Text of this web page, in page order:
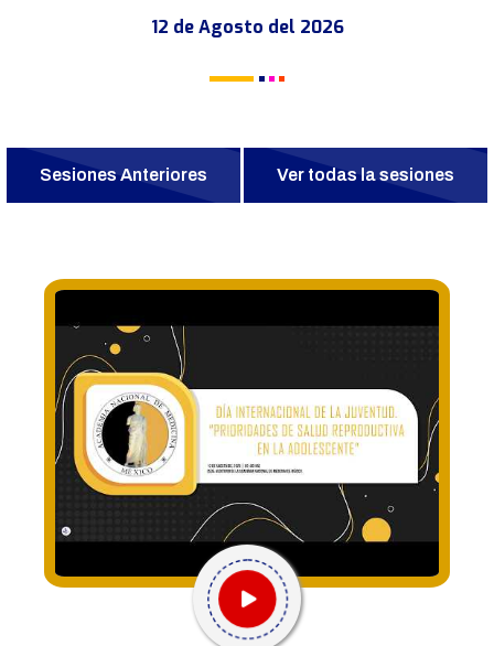
12 de Agosto del 2026
Sesiones Anteriores Ver todas la sesiones